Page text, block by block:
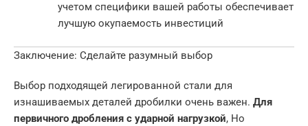
учетом специфики вашей работы обеспечивает
лучшую окупаемость инвестиций
Заключение: Сделайте разумный выбор
Выбор подходящей легированной стали для
изнашиваемых деталей дробилки очень важен. Для
первичного дробления с ударной нагрузкой, Но